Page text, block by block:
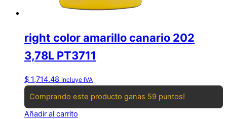
right color amarillo canario 202
3,78L PT3711
$ 1,714.48 incluye IVA
Comprando este producto ganas 59 puntos!
Añadir al carrito